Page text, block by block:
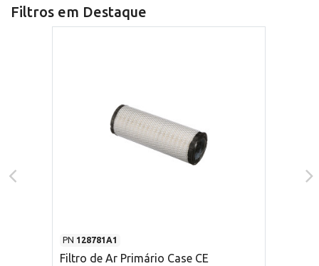
Filtros em Destaque
PN 128781A1
Filtro de Ar Primário Case CE